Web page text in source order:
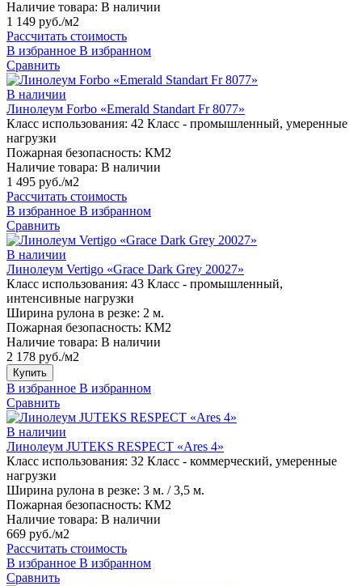
Наличие товара: В наличии
1 149 руб./м2
Рассчитать стоимость
В избранное В избранном
Сравнить
В наличии
Линолеум Forbo «Emerald Standart Fr 8077»
Класс использования: 42 Класс - промышленный, умеренные
нагрузки
Пожарная безопасность: КМ2
Наличие товара: В наличии
1 495 руб./м2
Рассчитать стоимость
В избранное В избранном
Сравнить
В наличии
Линолеум Vertigo «Grace Dark Grey 20027»
Класс использования: 43 Класс - промышленный,
интенсивные нагрузки
Ширина рулона в резке: 2 м.
Пожарная безопасность: КМ2
Наличие товара: В наличии
2 178 руб./м2
Купить
В избранное В избранном
Сравнить
В наличии
Линолеум JUTEKS RESPECT «Ares 4»
Класс использования: 32 Класс - коммерческий, умеренные
нагрузки
Ширина рулона в резке: 3 м. / 3,5 м.
Пожарная безопасность: КМ2
Наличие товара: В наличии
669 руб./м2
Рассчитать стоимость
В избранное В избранном
Сравнить